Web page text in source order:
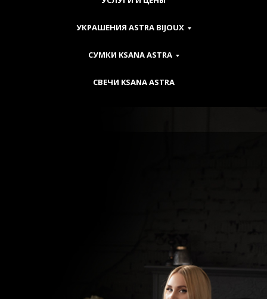
УКРАШЕНИЯ ASTRA BIJOUX
СУМКИ KSANA ASTRA
CВЕЧИ KSANA ASTRA